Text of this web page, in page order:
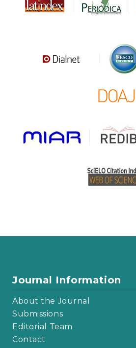
Journal Information
About the Journal
Submissions
Editorial Team
Contact